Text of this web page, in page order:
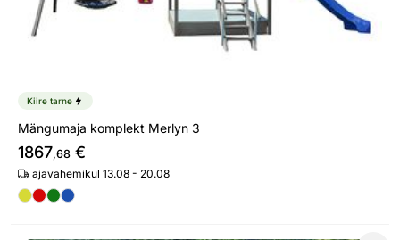
Kiire tarne
Mängumaja komplekt Merlyn 3
1867,68 €
ajavahemikul 13.08 - 20.08